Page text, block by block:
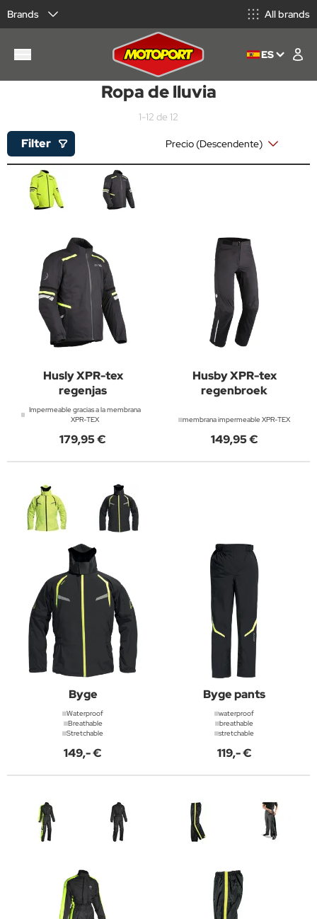
Brands All brands
ES
Ropa de lluvia
1-12 de 12
Filter
Husly XPR-tex
regenjas
Impermeable gracias a la membrana
XPR-TEX
179,95 €
Husby XPR-tex
regenbroek
membrana impermeable XPR-TEX
149,95 €
Byge
Waterproof
Breathable
Stretchable
149,- €
Byge pants
waterproof
breathable
stretchable
119,- €